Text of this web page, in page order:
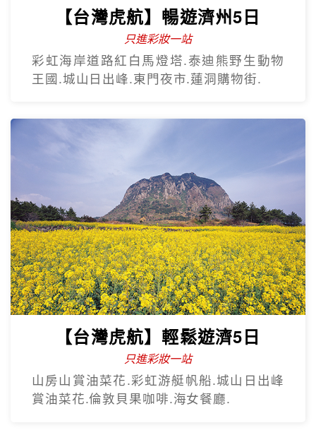
【台灣虎航】暢遊濟州5日
只進彩妝一站
彩虹海岸道路紅白馬燈塔.泰迪熊野生動物
王國.城山日出峰.東門夜市.蓮洞購物街.